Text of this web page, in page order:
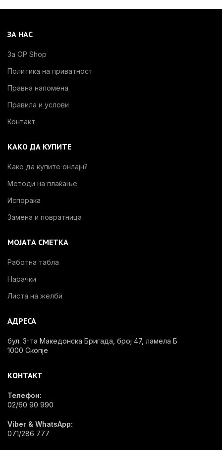
ЗА НАС
За OP Shop
Политика на приватност
Правна напомена
Правила и услови
Контакт
КАКО ДА КУПИТЕ
Како да купите онлајн?
Методи на плаќање
Испорака
Замена и повратница
МОЈАТА СМЕТКА
Работна табла
Нарачки
Листа на желби
АДРЕСА
бул. 3-та Македонска Бригада, број 47, ламела Б
1000 Скопје
КОНТАКТ
Телефон:
02/60 90 990
Viber & WhatsApp:
071/286 777